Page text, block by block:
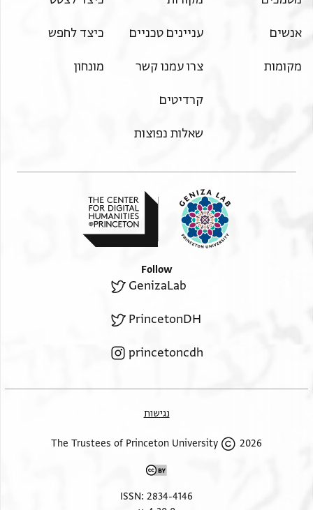
אנשים
מקומות
עניינים טכניים
צרו עמנו קשר
קרדיטים
שאלות נפוצות
כיצד לחפש
מונחון
Follow
GenizaLab
PrincetonDH
princetoncdh
נגישות
2026 The Trustees of Princeton University
ISSN: 2834-4146